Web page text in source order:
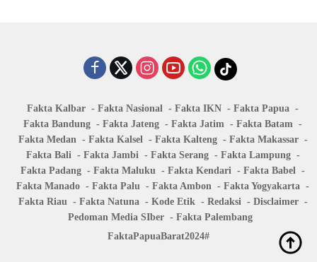
Fakta Kalbar Fakta Nasional Fakta IKN
Fakta Papua
Fakta Bandung
Fakta Jateng Fakta Jatim
Fakta Batam
Fakta Medan
Fakta Kalsel Fakta Kalteng
Fakta Makassar
Fakta Bali
Fakta Jambi Fakta Serang
Fakta Lampung
Fakta Padang
Fakta Maluku Fakta Kendari
Fakta Babel
Fakta Manado
Fakta Palu Fakta Ambon
Fakta Yogyakarta
Fakta Riau
Fakta Natuna Kode Etik Redaksi
Disclaimer
Pedoman Media SIber
Fakta Palembang
FaktaPapuaBarat2024#